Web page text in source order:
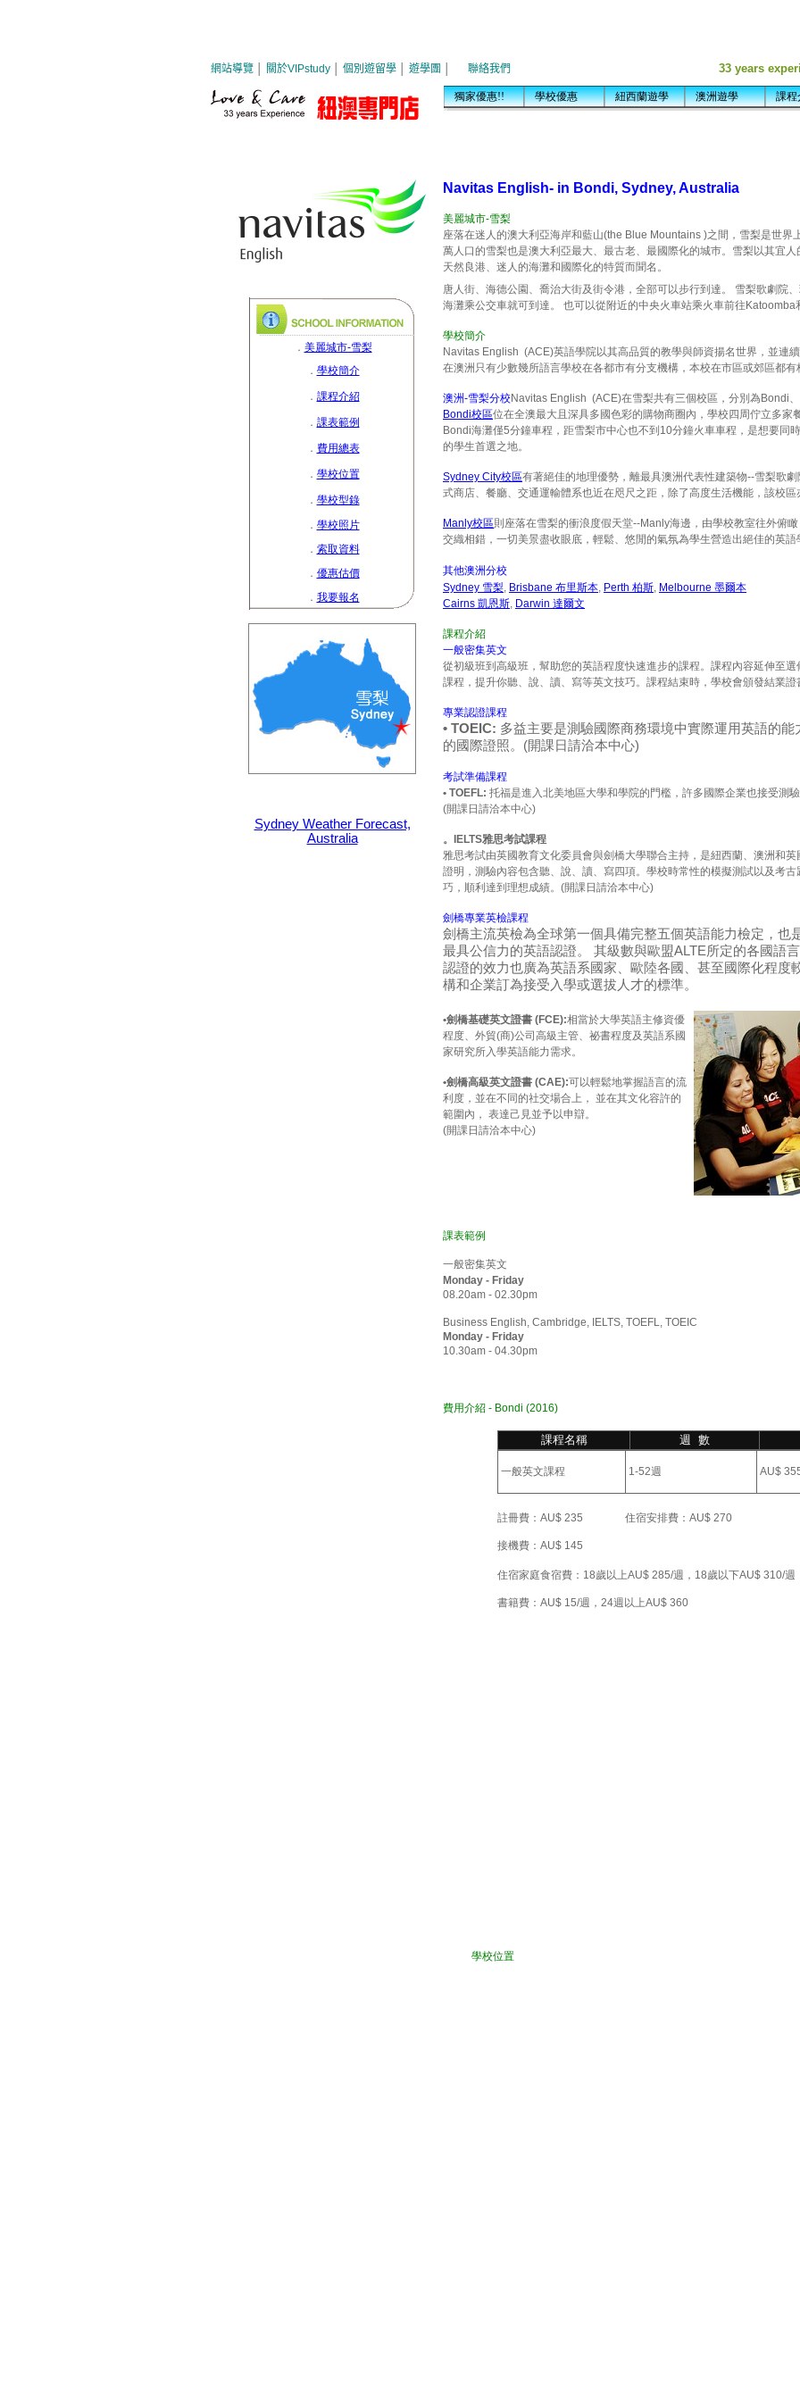
Navitas English- in Bondi, Sydney, Australia
美麗城市-雪梨
座落在迷人的澳大利亞海岸和藍山(the Blue Mountains )之間，雪梨是世界
萬人口的雪梨也是澳大利亞最大、最古老、最國際化的城巿。雪梨以其宜
天然良港、迷人的海灘和國際化的特質而聞名。
． 美麗城市-雪梨
． 學校簡介
． 課程介紹
． 課表範例
． 費用總表
． 學校位置
． 學校型錄
． 學校照片
． 索取資料
． 優惠估價
． 我要報名
Sydney Weather Forecast,
Australia
唐人街、海德公園、喬治大街及街令港，全部可以步行到達。 雪梨歌劇院
海灘乘公交車就可到達。 也可以從附近的中央火車站乘火車前往 Katoomba
學校簡介
Navitas English (ACE)英語學院以其高品質的教學與師資揚名世界，並連
在澳洲只有少數幾所語言學校在各都市有分支機構，本校在市區或郊區都有
澳洲-雪梨分校Navitas English (ACE)在雪梨共有三個校區，分別為Bondi、
Bondi校區位在全澳最大且深具多國色彩的購物商圈內，學校四周佇立多家
Bondi海灘僅5分鐘車程，距雪梨市中心也不到10分鐘火車車程 ，是想要同
的學生首選之地。
Sydney City校區有著絕佳的地理優勢，離最具澳洲代表性建築物--雪梨歌
式商店、餐廳、交通運輸體系也近在咫尺之距 ，除了高度生活機能，該校
Manly校區則座落在雪梨的衝浪度假天堂--Manly海邊，由學校教室往外俯
交織相錯，一切美景盡收眼底 ，輕鬆、悠閒的氣氛為學生營造出絕佳的英語
其他澳洲分校
Sydney 雪梨, Brisbane 布里斯本, Perth 柏斯, Melbourne 墨爾本
Cairns 凱恩斯, Darwin 達爾文
課程介紹
一般密集英文
從初級班到高級班，幫助您的英語程度快速進步的課程。課程內容延伸至
課程，提升你聽、說、讀、寫等英文技巧。課程結束時，學校會頒發結業
專業認證課程
• TOEIC: 多益主要是測驗國際商務環境中實際運用英語的能
的國際證照。(開課日請洽本中心)
考試準備課程
• TOEFL: 托福是進入北美地區大學和學院的門檻，許多國際企業也接受測
(開課日請洽本中心)
。IELTS雅思考試課程
雅思考試由英國教育文化委員會與劍橋大學聯合主持，是紐西蘭、澳洲和
證明，測驗內容包含聽、說、讀、寫四項。學校時常性的模擬測試以及考
巧，順利達到理想成績。(開課日請洽本中心)
劍橋專業英檢課程
劍橋主流英檢為全球第一個具備完整五個英語能力檢定，也
最具公信力的英語認證。 其級數與歐盟ALTE所定的各國語
認證的效力也廣為英語系國家、歐陸各國、甚至國際化程度
構和企業訂為接受入學或選拔人才的標準。
•劍橋基礎英文證書 (FCE):相當於大學英語主修資優
程度、外貿(商)公司高級主管、祕書程度及英語系國
家研究所入學英語能力需求。
•劍橋高級英文證書 (CAE):可以輕鬆地掌握語言的流
利度，並在不同的社交場合上， 並在其文化容許的
範圍內， 表達己見並予以申辯。
(開課日請洽本中心)
課表範例
一般密集英文
Monday - Friday
08.20am - 02.30pm
Business English, Cambridge, IELTS, TOEFL, TOEIC
Monday - Friday
10.30am - 04.30pm
費用介紹 - Bondi (2016)
課程名稱 週 數
一般英文課程 1-52週 AU$
註冊費： AU$ 235 住宿安排費： AU$ 270
接機費： AU$ 145
住宿家庭食宿費：18歲以上AU$ 285/週，18歲以下AU$ 310/週
書籍費：AU$ 15/週 ，24週以上AU$ 360
學校位置